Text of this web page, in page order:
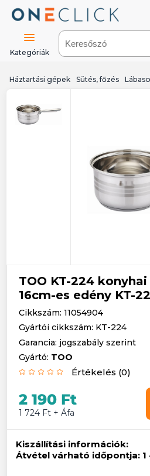
Kategóriák
Háztartási gépek Sütés, főzés
TOO KT-224
16cm-es edény KT-
Cikkszám: 11054904
Gyártói cikkszám: KT-224
Garancia: jogszabály szerint
Gyártó: TOO
Értékelés (0)
2 190 Ft
1 724 Ft + Áfa
Kiszállítási információk:
Átvétel várható időpontja: